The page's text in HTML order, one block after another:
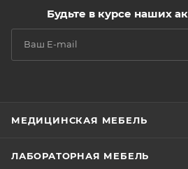
Будьте в курсе наших
МЕДИЦИНСКАЯ МЕБЕЛЬ
ЛАБОРАТОРНАЯ МЕБЕЛЬ